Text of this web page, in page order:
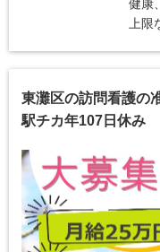
健康
上限
東灘区の訪問看護の
駅チカ年107日休み